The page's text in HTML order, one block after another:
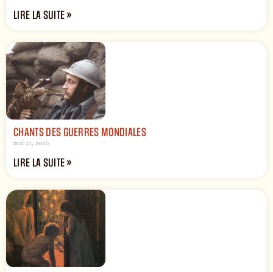
LIRE LA SUITE »
CHANTS DES GUERRES MONDIALES
mai 21, 2026
LIRE LA SUITE »